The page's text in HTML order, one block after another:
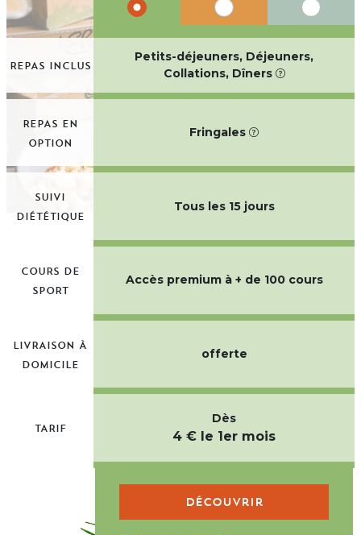
REPAS INCLUS
Petits-déjeuners, Déjeuners,
Collations, Dîners
REPAS EN
OPTION
Fringales
SUIVI
DIÉTÉTIQUE
Tous les 15 jours
COURS DE
SPORT
Accès premium à + de 100 cours
LIVRAISON À
DOMICILE
offerte
TARIF
Dès
4 € le 1er mois
Découvrir